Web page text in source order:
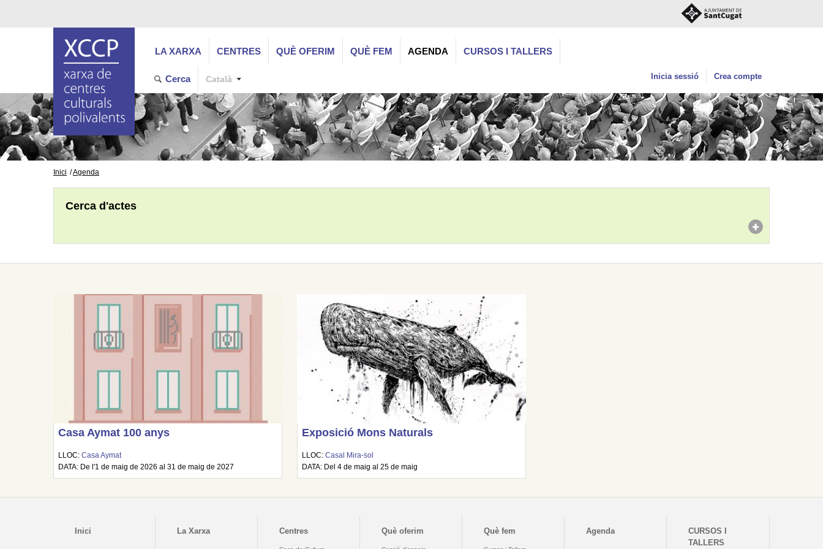
LA XARXA CENTRES QUÈ OFERIM QUÈ FEM AGENDA CURSOS I TALLERS
Cerca Català Inicia sessió Crea compte
Inici Agenda
Cerca d'actes
Casa Aymat 100 anys
LLOC:Casa Aymat
DATA: De l'1 de maig de 2026 al 31 de maig de 2027
Exposició Mons Naturals
LLOC:Casal Mira-sol
DATA: Del 4 de maig al 25 de maig
Inici La Xarxa Centres Què oferim Què fem Agenda
CURSOS I
TALLERS